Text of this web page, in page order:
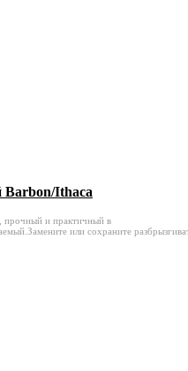
Barbon/Ithaca
прочный и практичный в
или сохраните